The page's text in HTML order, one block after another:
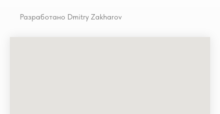
Разработано Dmitry Zakharov